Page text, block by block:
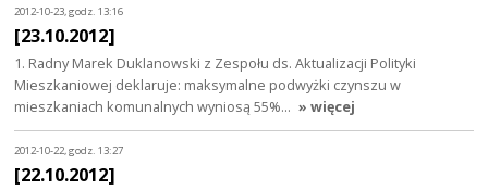
2012-10-23, godz. 13:16
[23.10.2012]
1. Radny Marek Duklanowski z Zespołu ds. Aktualizacji Polityki
Mieszkaniowej deklaruje: maksymalne podwyżki czynszu w
mieszkaniach komunalnych wyniosą 55%… » więcej
2012-10-22, godz. 13:27
[22.10.2012]